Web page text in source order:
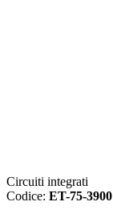
Circuiti integrati
Codice: ET-75-3900